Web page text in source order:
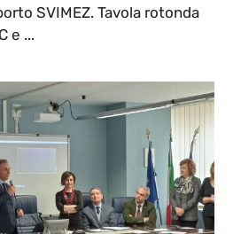
SVIMEZ. Tavola rotonda
e ...